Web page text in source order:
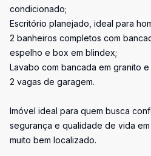
condicionado;
Escritório planejado, ideal para
2 banheiros completos com
espelho e box em blindex;
Lavabo com bancada em granito
2 vagas de garagem.
Imóvel ideal para quem busca
segurança e qualidade de vida
muito bem localizado.